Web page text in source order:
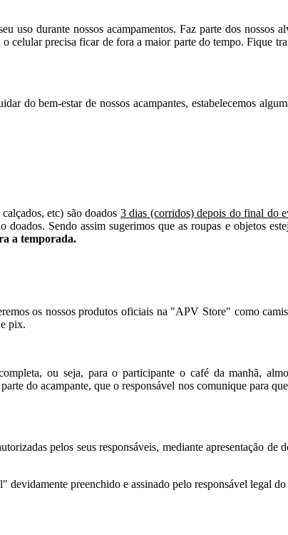
uso durante nossos acampamentos. Faz parte dos nossos
celular precisa ficar de fora a maior parte do tempo. Fique
do bem-estar de nossos acampantes, estabelecemos
etc) são doados 3 dias (corridos) depois do final do
doados. Sendo assim sugerimos que as roupas e objetos
a temporada.
os nossos produtos oficiais na "APV Store" como
pix.
ou seja, para o participante o café da manhã,
do acampante, que o responsável nos comunique para
pelos seus responsáveis, mediante apresentação de
preenchido e assinado pelo responsável legal do